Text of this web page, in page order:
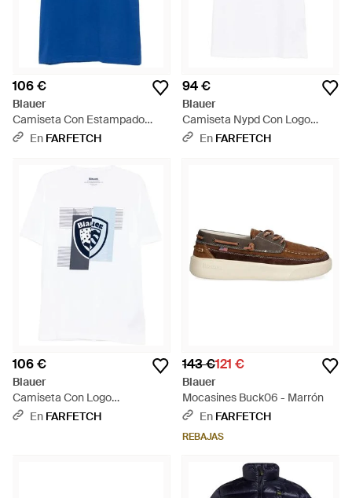
106 €
Blauer
Camiseta Con Estampado
Gráfico - Azul
En FARFETCH
94 €
Blauer
Camiseta Nypd Con Logo
Estampado - Blanco
En FARFETCH
106 €
Blauer
Camiseta Con Logo
Estampado - Azul
En FARFETCH
143 €121 €
Blauer
Mocasines Buck06 - Marrón
En FARFETCH
REBAJAS